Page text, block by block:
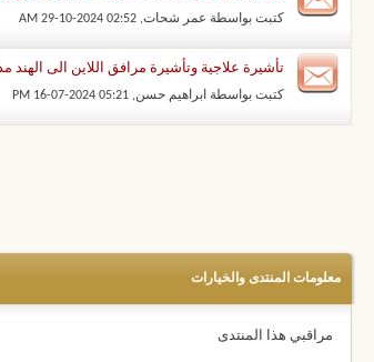
كتبت بواسطة عمر شحات‏, 29-10-2024 02:52 AM
تأشيرة علاجية وتأشيرة مرافق اللاين الى الهند مدة
كتبت بواسطة ابراهيم حسن‏, 16-07-2024 05:21 PM
معلومات المنتدى والخيارات
مراقبي هذا المنتدى